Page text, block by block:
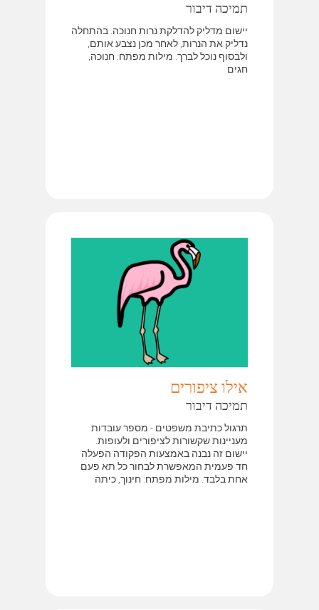
תמיכה דיבור
יישום מדליק להדלקת נרות חנוכה. בהתחלה
נדליק את הנרות, לאחר מכן נצבע אותם,
ולבסוף נוכל לברך. מילות מפתח: חנוכה,
חגים
אילו ציפורים
תמיכה דיבור
תרגול כתיבת משפטים - מספר עובדות
מעניינות שקשורות לציפורים ולעופות.
יישום זה נבנה באמצעות הפקודה הפעלה
חד פעמית המאפשרת לבחור כל תא פעם
אחת בלבד. מילות מפתח: חינוך, כיתה